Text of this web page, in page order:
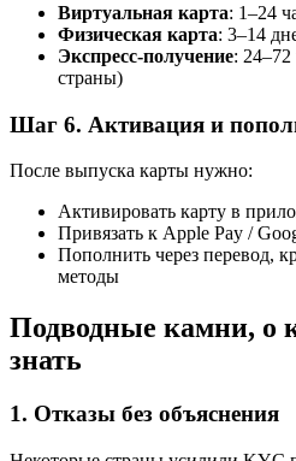
Виртуальная карта: 1–24
Физическая карта: 3–14
Экспресс-получение: 24–72
страны)
Шаг 6. Активация и
После выпуска карты нужно:
Активировать карту в
Привязать к Apple Pay /
Пополнить через перевод,
методы
Подводные камни, о
знать
1. Отказы без объяснения